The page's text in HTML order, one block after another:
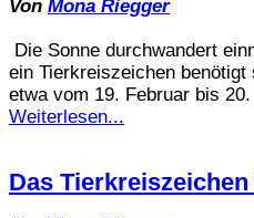
Von Mona Riegger
Die Sonne durchwandert
ein Tierkreiszeichen
etwa vom 19. Februar bis
Weiterlesen...
Das